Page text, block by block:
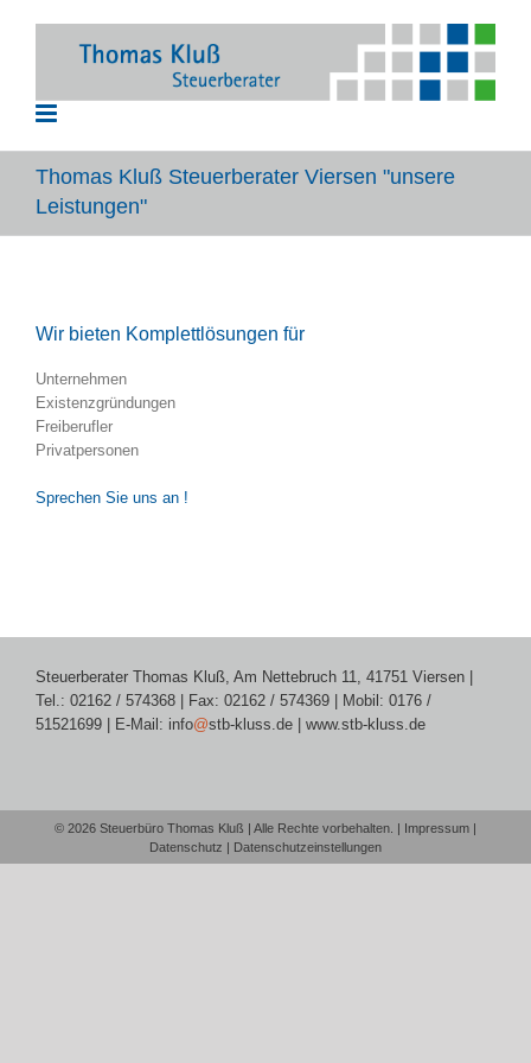
Thomas Kluß Steuerberater Viersen "unsere
Leistungen"
Wir bieten Komplettlösungen für
Unternehmen
Existenzgründungen
Freiberufler
Privatpersonen
Sprechen Sie uns an !
Steuerberater Thomas Kluß, Am Nettebruch 11, 41751 Viersen |
Tel.: 02162 / 574368 | Fax: 02162 / 574369 | Mobil: 0176 /
51521699 | E-Mail: info@stb-kluss.de www.stb-kluss.de
© 2026 Steuerbüro Thomas Kluß | Alle Rechte vorbehalten. | Impressum |
Datenschutz | Datenschutzeinstellungen